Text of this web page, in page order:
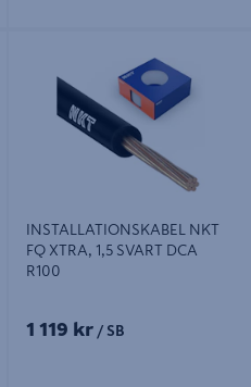
XTRA, 1,5 SVART DCA R100
INSTALLATIONSKABEL NKT
FQ XTRA, 1,5 SVART DCA
R100
1 119 kr / SB